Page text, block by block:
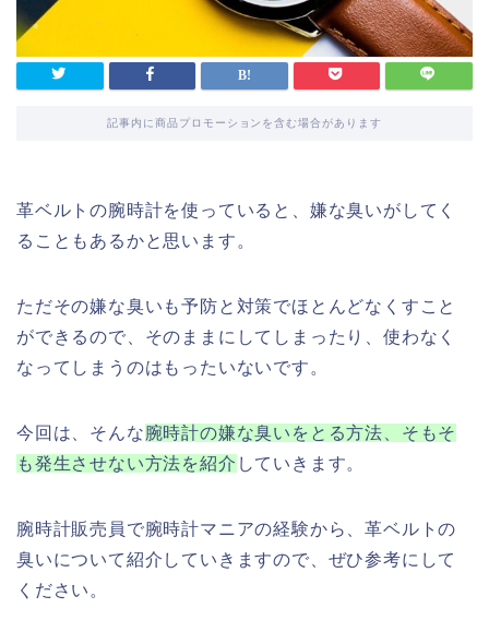
記事内に商品プロモーションを含む場合があります
革ベルトの腕時計を使っていると、嫌な臭いがしてく
ることもあるかと思います。
ただその嫌な臭いも予防と対策でほとんどなくすこと
ができるので、そのままにしてしまったり、使わなく
なってしまうのはもったいないです。
今回は、そんな 腕時計の嫌な臭いをとる方法、そもそ
も発生させない方法を紹介 していきます。
腕時計販売員で腕時計マニアの経験から、革ベルトの
臭いについて紹介していきますので、ぜひ参考にして
ください。